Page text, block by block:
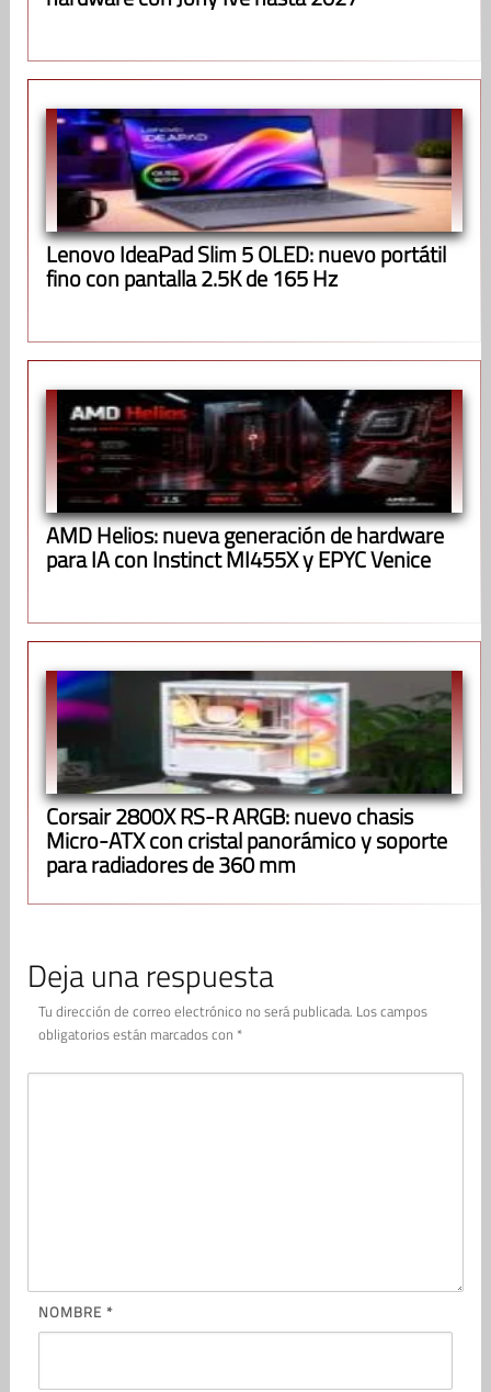
Lenovo IdeaPad Slim 5 OLED: nuevo portátil
fino con pantalla 2.5K de 165 Hz
AMD Helios: nueva generación de hardware
para IA con Instinct MI455X y EPYC Venice
Corsair 2800X RS-R ARGB: nuevo chasis
Micro-ATX con cristal panorámico y soporte
para radiadores de 360 mm
Deja una respuesta
Tu dirección de correo electrónico no será publicada. Los campos
obligatorios están marcados con *
NOMBRE *